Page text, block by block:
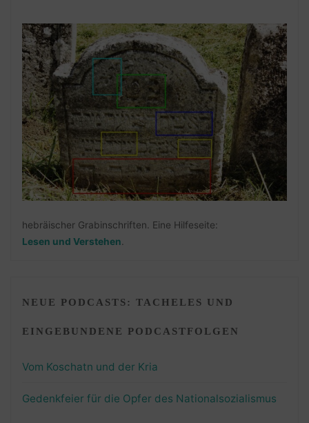
hebräischer Grabinschriften. Eine Hilfeseite:
Lesen und Verstehen
NEUE PODCASTS: TACHELES UND
EINGEBUNDENE PODCASTFOLGEN
Vom Koschatn und der Kria
Gedenkfeier für die Opfer des Nationalsozialismus